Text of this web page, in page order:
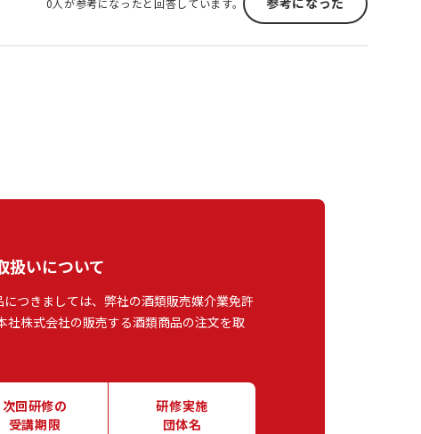
扱いについて
つきましては、弊社の酒類販売媒介業免許
社株式会社の販売する酒類商品の注文を取
次回研修の
受講期限
研修実施
団体名